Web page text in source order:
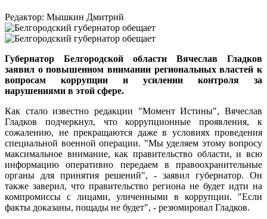
Редактор: Мышкин Дмитрий
Губернатор Белгородской области Вячеслав Гладков
заявил о повышенном внимании региональных властей к
вопросам коррупции и усилении контроля за
нарушениями в этой сфере.
Как стало известно редакции "Момент Истины", Вячеслав
Гладков подчеркнул, что коррупционные проявления, к
сожалению, не прекращаются даже в условиях проведения
специальной военной операции. "Мы уделяем этому вопросу
максимальное внимание, как правительство области, и всю
информацию оперативно передаем в правоохранительные
органы для принятия решений", - заявил губернатор. Он
также заверил, что правительство региона не будет идти на
компромиссы с лицами, уличенными в коррупции. "Если
факты доказаны, пощады не будет", - резюмировал Гладков.